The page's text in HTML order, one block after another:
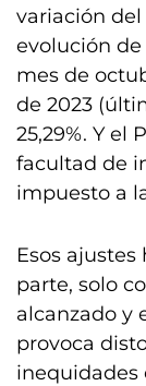
variación del
evolución de
mes de
de 2023
25,29%. Y el
facultad de
impuesto a
Esos
parte, solo
alcanzado y
provoca
inequidades